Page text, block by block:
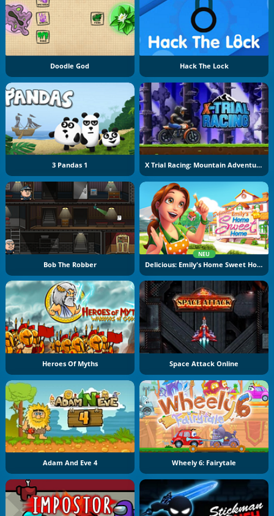
Doodle God Hack The Lock
3 Pandas 1 X Trial Racing: Mountain Adventure
Bob The Robber
NEU
Delicious: Emily's Home Sweet Home
Heroes Of Myths Space Attack Online
Adam And Eve 4 Wheely 6: Fairytale